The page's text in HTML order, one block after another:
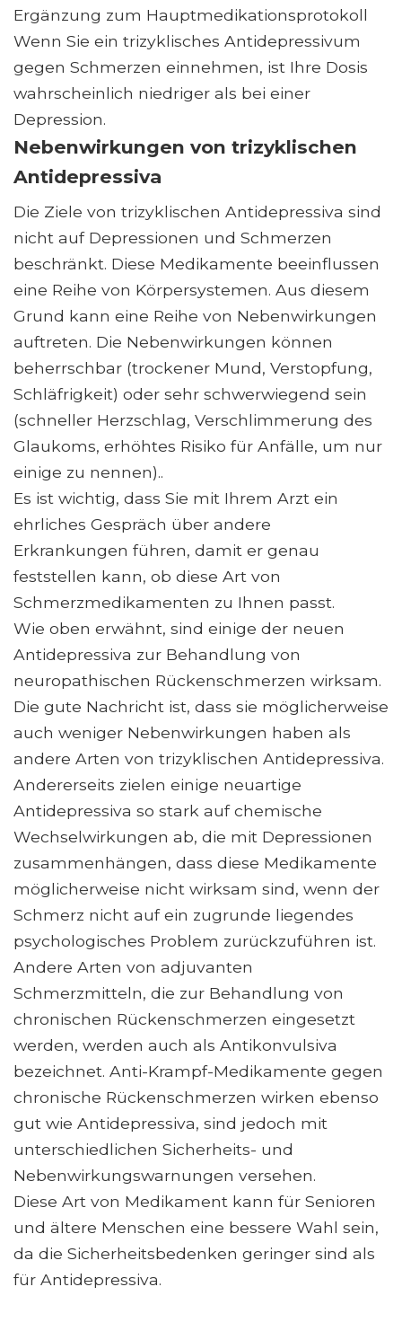
Ergänzung zum Hauptmedikationsprotokoll
Wenn Sie ein trizyklisches Antidepressivum
gegen Schmerzen einnehmen, ist Ihre Dosis
wahrscheinlich niedriger als bei einer
Depression.
Nebenwirkungen von trizyklischen
Antidepressiva
Die Ziele von trizyklischen Antidepressiva sind
nicht auf Depressionen und Schmerzen
beschränkt. Diese Medikamente beeinflussen
eine Reihe von Körpersystemen. Aus diesem
Grund kann eine Reihe von Nebenwirkungen
auftreten. Die Nebenwirkungen können
beherrschbar (trockener Mund, Verstopfung,
Schläfrigkeit) oder sehr schwerwiegend sein
(schneller Herzschlag, Verschlimmerung des
Glaukoms, erhöhtes Risiko für Anfälle, um nur
einige zu nennen)..
Es ist wichtig, dass Sie mit Ihrem Arzt ein
ehrliches Gespräch über andere
Erkrankungen führen, damit er genau
feststellen kann, ob diese Art von
Schmerzmedikamenten zu Ihnen passt.
Wie oben erwähnt, sind einige der neuen
Antidepressiva zur Behandlung von
neuropathischen Rückenschmerzen wirksam.
Die gute Nachricht ist, dass sie möglicherweise
auch weniger Nebenwirkungen haben als
andere Arten von trizyklischen Antidepressiva.
Andererseits zielen einige neuartige
Antidepressiva so stark auf chemische
Wechselwirkungen ab, die mit Depressionen
zusammenhängen, dass diese Medikamente
möglicherweise nicht wirksam sind, wenn der
Schmerz nicht auf ein zugrunde liegendes
psychologisches Problem zurückzuführen ist.
Andere Arten von adjuvanten
Schmerzmitteln, die zur Behandlung von
chronischen Rückenschmerzen eingesetzt
werden, werden auch als Antikonvulsiva
bezeichnet. Anti-Krampf-Medikamente gegen
chronische Rückenschmerzen wirken ebenso
gut wie Antidepressiva, sind jedoch mit
unterschiedlichen Sicherheits- und
Nebenwirkungswarnungen versehen.
Diese Art von Medikament kann für Senioren
und ältere Menschen eine bessere Wahl sein,
da die Sicherheitsbedenken geringer sind als
für Antidepressiva.